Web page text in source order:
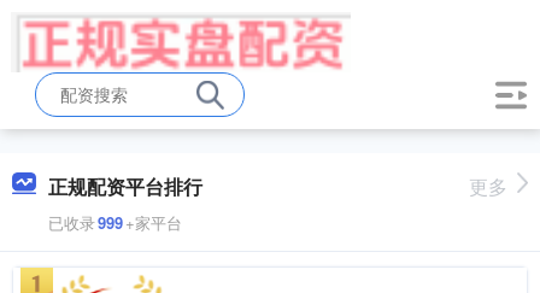
正规配资平台排行
已收录999+家平台
更多